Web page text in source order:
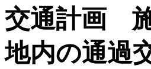
交通計画
地内の通過